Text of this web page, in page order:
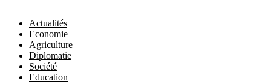
Actualités
Economie
Agriculture
Diplomatie
Société
Education